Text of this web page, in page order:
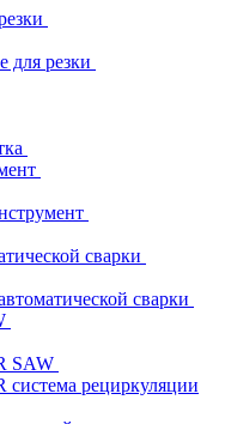
для резки
сварки
сварки
SAW
рециркуляции